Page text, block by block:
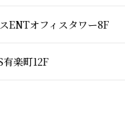
ENTオフィスタワー8F
楽町12F